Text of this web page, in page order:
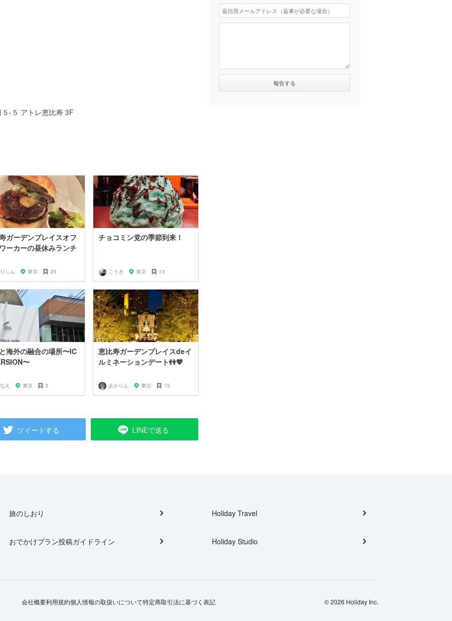
-５ アトレ恵比寿 3F
ガーデンプレイスオフ
ーカーの昼休みランチ
しん 東京 25
チョコミン党の季節到来！
こうき 東京 13
海外の融合の場所〜IC
〜
え 東京 2
恵比寿ガーデンプレイスdeイ
ルミネーションデート👫💖
あかりん 東京 15
ツイートする LINEで送る
旅のしおり
おでかけプラン投稿ガイドライン
Holiday Travel
Holiday Studio
会社概要利用規約個人情報の取扱いについて特定商取引法に基づく表記 © 2026 Holiday Inc.